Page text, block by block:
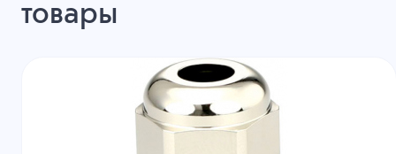
товары